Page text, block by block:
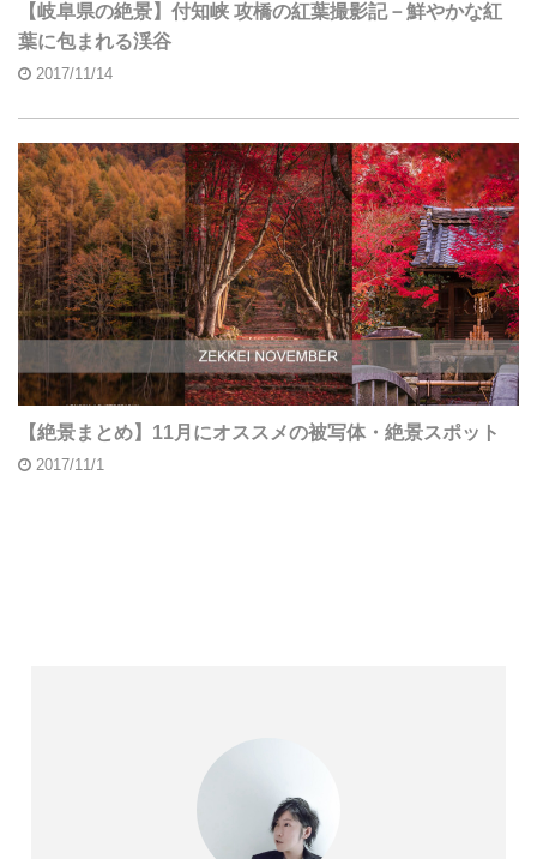
【岐阜県の絶景】付知峡 攻橋の紅葉撮影記－鮮やかな紅
葉に包まれる渓谷
2017/11/14
【絶景まとめ】11月にオススメの被写体・絶景スポット
2017/11/1